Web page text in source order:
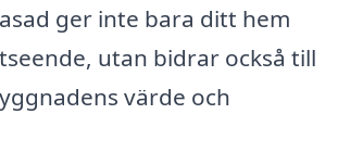
ger inte bara ditt hem
utan bidrar också till
värde och